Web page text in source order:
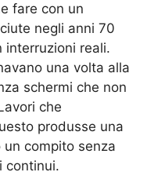
fare con un
negli anni 70
interruzioni reali.
una volta alla
schermi che non
che
produsse una
compito senza
continui.